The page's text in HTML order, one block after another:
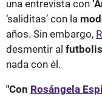
una entrevista con
‘saliditas’ con la
años. Sin embargo,
desmentir al
nada con él.
"Con Rosángela